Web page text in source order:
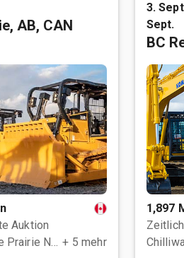
AB, CAN
Auktion
County Of Grande Prairie No. 1, AB + 5 mehr
3.
Sept.
BC
1,897